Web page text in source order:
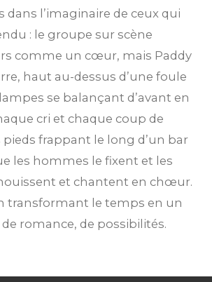
dans l’imaginaire de ceux qui
: le groupe sur scène
comme un cœur, mais Paddy
haut au-dessus d’une foule
se balançant d’avant en
cri et chaque coup de
frappant le long d’un bar
les hommes le fixent et les
et chantent en chœur.
transformant le temps en un
romance, de possibilités.